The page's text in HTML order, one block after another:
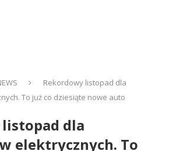
Rekordowy listopad dla
To już co dziesiąte nowe auto
dla
elektrycznych. To